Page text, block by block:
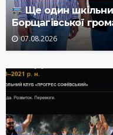
Ще один
Борщагівської
07.08.2026